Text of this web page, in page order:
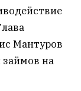
Мантуров
на